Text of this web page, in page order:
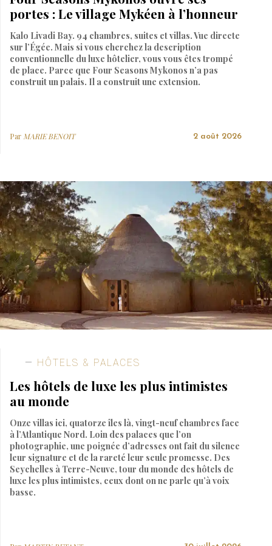
portes : Le village Mykéen à l’honneur
Kalo Livadi Bay. 94 chambres, suites et villas. Vue directe
sur l’Égée. Mais si vous cherchez la description
conventionnelle du luxe hôtelier, vous vous êtes trompé
de place. Parce que Four Seasons Mykonos n’a pas
construit un palais. Il a construit une extension.
Par MARIE BENOIT 2 août 2026
HÔTELS & PALACES
Les hôtels de luxe les plus intimistes
au monde
Onze villas ici, quatorze îles là, vingt-neuf chambres face
à l’Atlantique Nord. Loin des palaces que l’on
photographie, une poignée d’adresses ont fait du silence
leur signature et de la rareté leur seule promesse. Des
Seychelles à Terre-Neuve, tour du monde des hôtels de
luxe les plus intimistes, ceux dont on ne parle qu’à voix
basse.